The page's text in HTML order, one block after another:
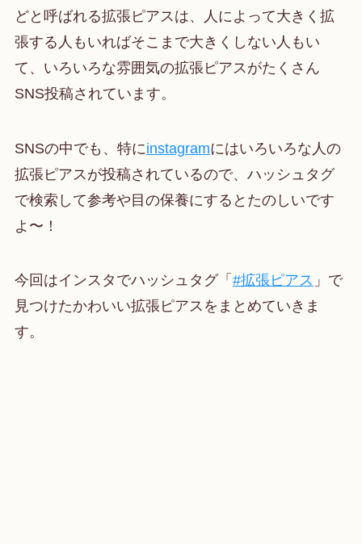
どと呼ばれる拡張ピアスは、人によって大きく拡
張する人もいればそこまで大きくしない人もい
て、いろいろな雰囲気の拡張ピアスがたくさん
SNS投稿されています。
SNSの中でも、特にinstagramにはいろいろな人の
拡張ピアスが投稿されているので、ハッシュタグ
で検索して参考や目の保養にするとたのしいです
よ〜！
今回はインスタでハッシュタグ「 #拡張ピアス 」で
見つけたかわいい拡張ピアスをまとめていきま
す。